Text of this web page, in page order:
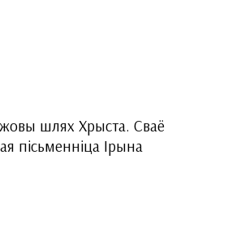
шлях Хрыста. Сваё
пісьменніца Ірына